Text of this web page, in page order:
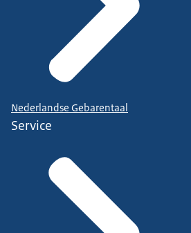
Nederlandse Gebarentaal
Service